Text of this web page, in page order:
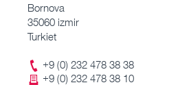
Bornova
35060 izmir
Turkiet
+9 (0) 232 478 38 38
+9 (0) 232 478 38 10